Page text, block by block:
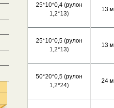
25*10*0,4 (рулон
1,2*13)
13 м
25*10*0,5 (рулон
1,2*13)
13 м
50*20*0,5 (рулон
1,2*24)
24 м